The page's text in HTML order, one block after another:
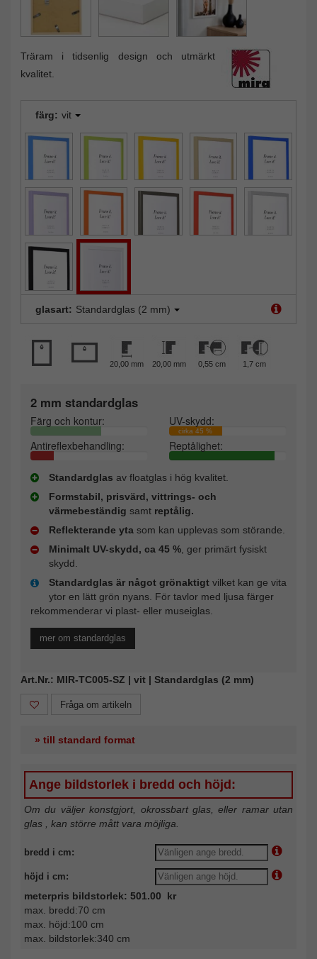
Träram i tidsenlig design och utmärkt
kvalitet.
färg: vit
glasart: Standardglas (2 mm)
20,00 mm 20,00 mm 0,55 cm 1,7 cm
2 mm standardglas
Färg och kontur: UV-skydd:
cirka 45 %
Antireflexbehandling: Reptålighet:
Standardglas av floatglas i hög kvalitet.
Formstabil, prisvärd, vittrings- och
värmebeständig samt reptålig.
Reflekterande yta som kan upplevas som störande.
Minimalt UV-skydd, ca 45 % , ger primärt fysiskt
skydd.
Standardglas är något grönaktigt vilket kan ge vita
ytor en lätt grön nyans. För tavlor med ljusa färger
rekommenderar vi plast- eller museiglas.
mer om standardglas
Art.Nr.: MIR-TC005-SZ | vit | Standardglas (2 mm)
Fråga om artikeln
» till standard format
Ange bildstorlek i bredd och höjd:
Om du väljer konstgjort, okrossbart glas, eller ramar utan
glas , kan större mått vara möjliga.
bredd i cm:
höjd i cm:
meterpris bildstorlek: 501.00 kr
max. bredd:70 cm
max. höjd:100 cm
max. bildstorlek:340 cm